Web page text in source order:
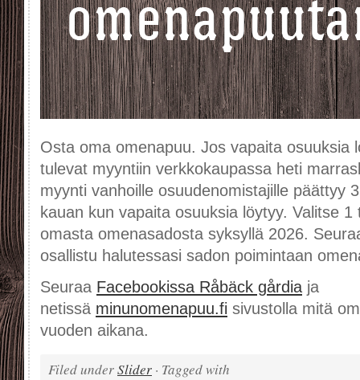
Osta oma omenapuu. Jos vapaita osuuksia
tulevat myyntiin verkkokaupassa heti
myynti vanhoille osuudenomistajille päättyy
kauan kun vapaita osuuksia löytyy. Valitse
omasta omenasadosta syksyllä 2026.
osallistu halutessasi sadon poimintaan
Seuraa Facebookissa Råbäck gårdia ja
netissä minunomenapuu.fi sivustolla mitä
vuoden aikana.
Filed underSlider · Tagged with